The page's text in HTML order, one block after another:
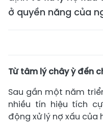
ở quyền năng của
Từ tâm lý chây ỳ đến
Sau gần một năm
nhiều tín hiệu tích
động xử lý nợ xấu của